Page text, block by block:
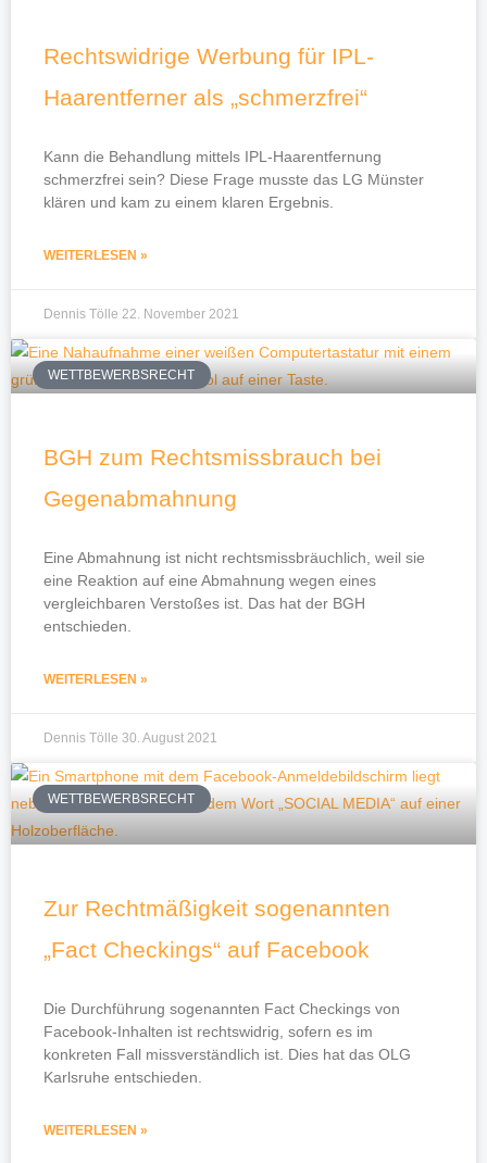
Rechtswidrige Werbung für IPL-
Haarentferner als „schmerzfrei“
Kann die Behandlung mittels IPL-Haarentfernung
schmerzfrei sein? Diese Frage musste das LG Münster
klären und kam zu einem klaren Ergebnis.
WEITERLESEN »
Dennis Tölle 22. November 2021
WETTBEWERBSRECHT
BGH zum Rechtsmissbrauch bei
Gegenabmahnung
Eine Abmahnung ist nicht rechtsmissbräuchlich, weil sie
eine Reaktion auf eine Abmahnung wegen eines
vergleichbaren Verstoßes ist. Das hat der BGH
entschieden.
WEITERLESEN »
Dennis Tölle 30. August 2021
WETTBEWERBSRECHT
Zur Rechtmäßigkeit sogenannten
„Fact Checkings“ auf Facebook
Die Durchführung sogenannten Fact Checkings von
Facebook-Inhalten ist rechtswidrig, sofern es im
konkreten Fall missverständlich ist. Dies hat das OLG
Karlsruhe entschieden.
WEITERLESEN »